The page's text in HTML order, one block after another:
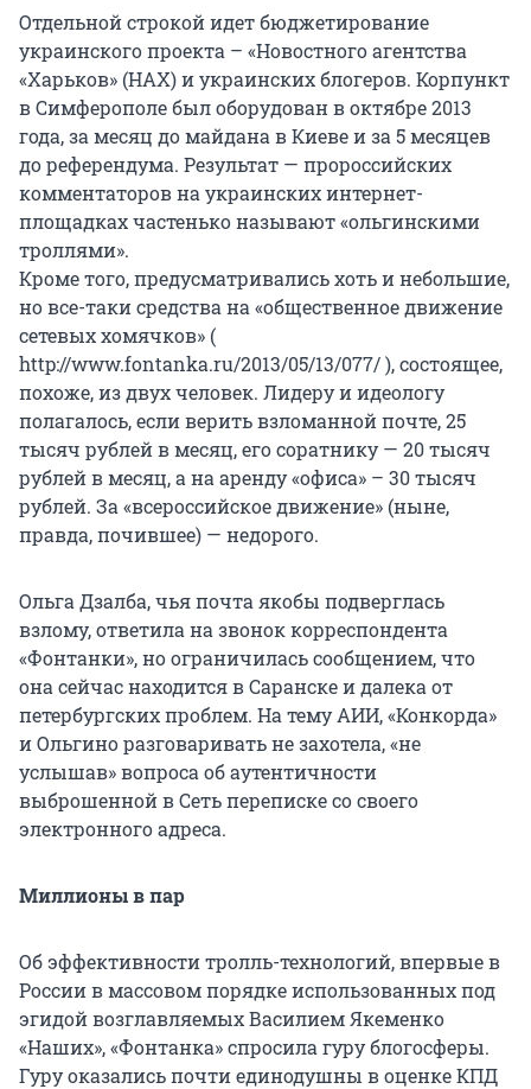
Отдельной строкой идет бюджетирование
украинского проекта – «Новостного агентства
«Харьков» (НАХ) и украинских блогеров. Корпункт
в Симферополе был оборудован в октябре 2013
года, за месяц до майдана в Киеве и за 5 месяцев
до референдума. Результат — пророссийских
комментаторов на украинских интернет-
площадках частенько называют «ольгинскими
троллями».
Кроме того, предусматривались хоть и небольшие,
но все-таки средства на «общественное движение
сетевых хомячков» (
http://www.fontanka.ru/2013/05/13/077/ ), состоящее,
похоже, из двух человек. Лидеру и идеологу
полагалось, если верить взломанной почте, 25
тысяч рублей в месяц, его соратнику — 20 тысяч
рублей в месяц, а на аренду «офиса» – 30 тысяч
рублей. За «всероссийское движение» (ныне,
правда, почившее) — недорого.
Ольга Дзалба, чья почта якобы подверглась
взлому, ответила на звонок корреспондента
«Фонтанки», но ограничилась сообщением, что
она сейчас находится в Саранске и далека от
петербургских проблем. На тему АИИ, «Конкорда»
и Ольгино разговаривать не захотела, «не
услышав» вопроса об аутентичности
выброшенной в Сеть переписке со своего
электронного адреса.
Миллионы в пар
Об эффективности тролль-технологий, впервые в
России в массовом порядке использованных под
эгидой возглавляемых Василием Якеменко
«Наших», «Фонтанка» спросила гуру блогосферы.
Гуру оказались почти единодушны в оценке КПД